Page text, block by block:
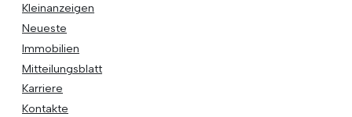
Kleinanzeigen
Neueste
Immobilien
Mitteilungsblatt
Karriere
Kontakte